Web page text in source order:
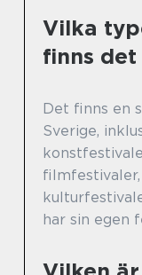
Vilka
finns det
Det finns en
Sverige,
har sin egen